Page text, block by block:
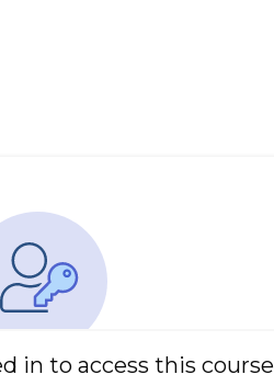
in to access this course